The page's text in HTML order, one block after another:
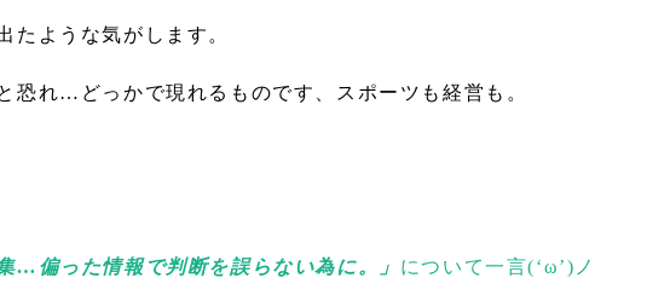
たような気がします。
恐れ…どっかで現れるものです、スポーツも経営も。
…偏った情報で判断を誤らない為に。」 について一言(‘ω’)ノ